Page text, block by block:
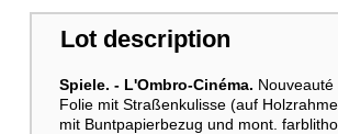
Lot description
Spiele. - L'Ombro-Cinéma.
Folie mit Straßenkulisse (auf
mit Buntpapierbezug und mont.